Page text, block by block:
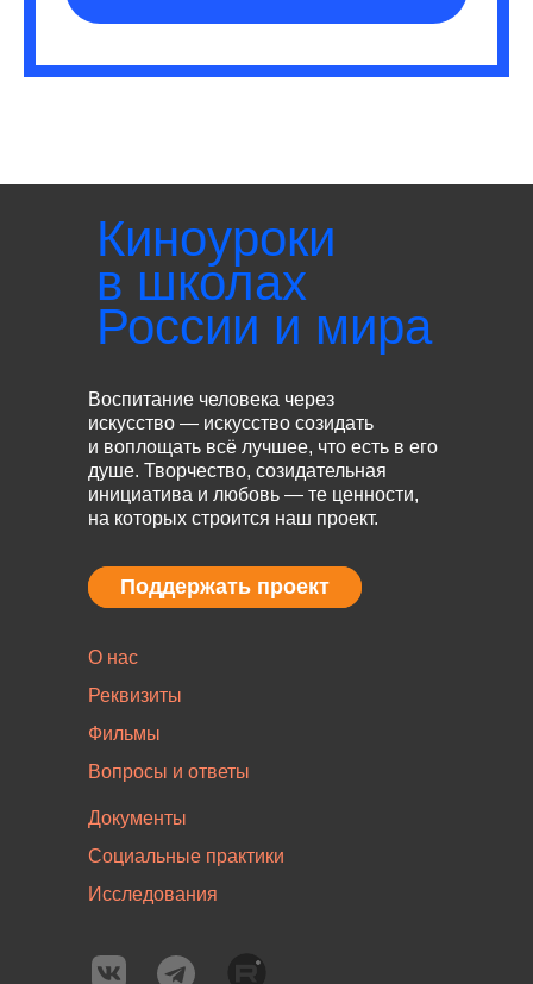
Киноуроки
в школах
России и мира
Воспитание человека через
искусство — искусство созидать
и воплощать всё лучшее, что есть в его
душе. Творчество, созидательная
инициатива и любовь — те ценности,
на которых строится наш проект.
Документы
Социальные практики
Исследования
О нас
Реквизиты
Фильмы
Вопросы и ответы
Поддержать проект
Поддержать проект